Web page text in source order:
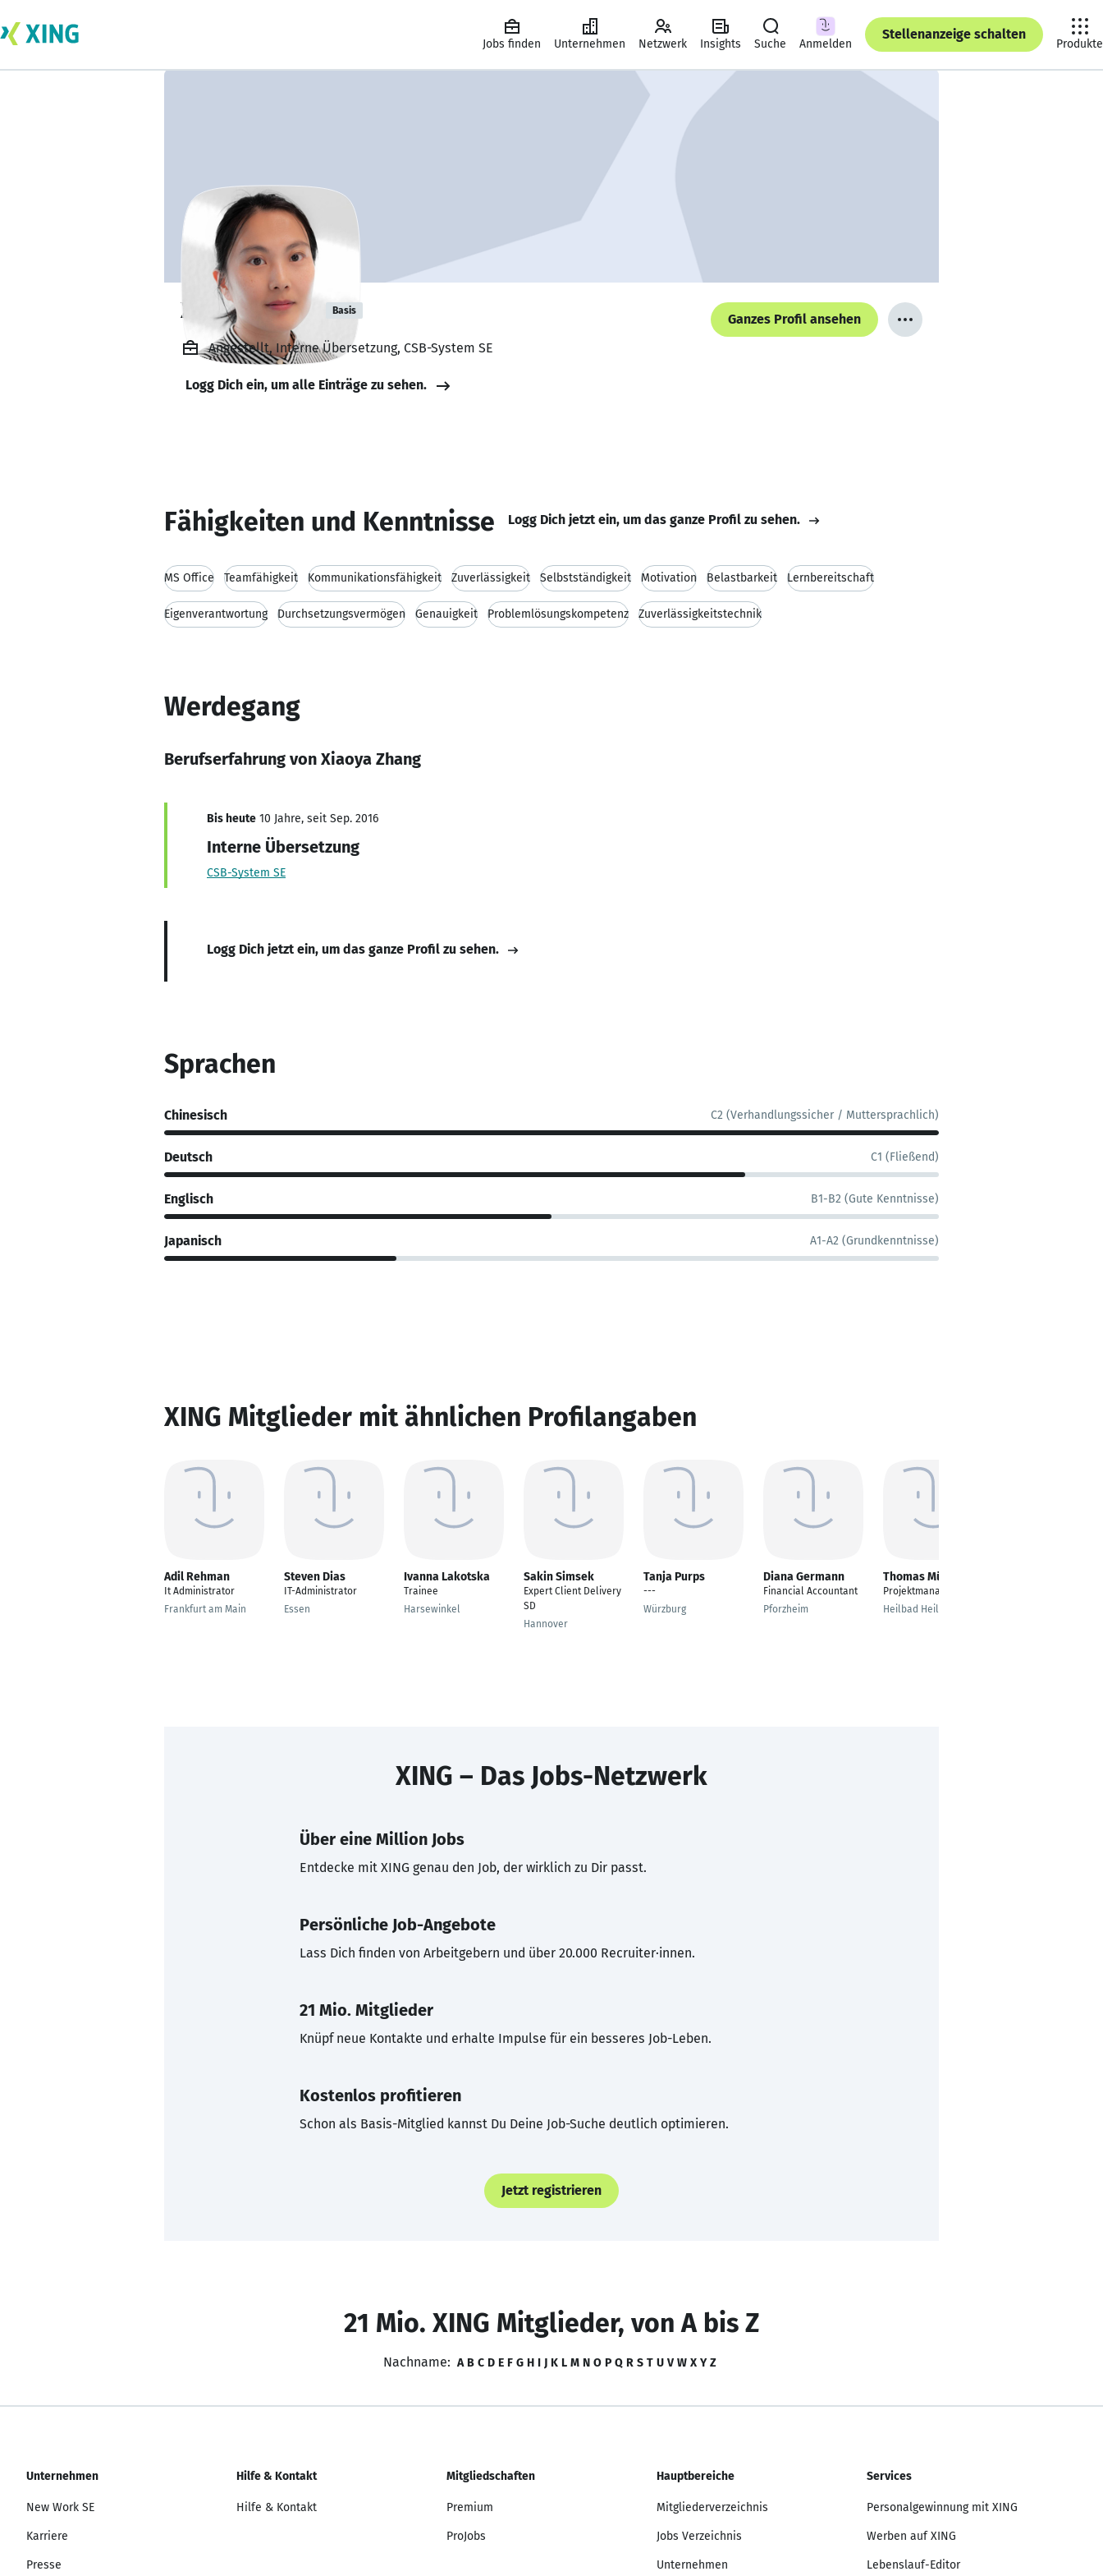
Jobs finden Unternehmen Netzwerk Insights Suche Anmelden
Stellenanzeige schalten
Produkte
Xiaoya Zhang Basis
Ganzes Profil ansehen
Angestellt, Interne Übersetzung, CSB-System SE
Logg Dich ein, um alle Einträge zu sehen.
Fähigkeiten und Kenntnisse Logg Dich jetzt ein, um das ganze Profil zu sehen.
MS Office Teamfähigkeit Kommunikationsfähigkeit Zuverlässigkeit Selbstständigkeit Motivation Belastbarkeit Lernbereitschaft
Eigenverantwortung Durchsetzungsvermögen Genauigkeit Problemlösungskompetenz Zuverlässigkeitstechnik
Werdegang
Berufserfahrung von Xiaoya Zhang
Bis heute 10 Jahre, seit Sep. 2016
Interne Übersetzung
CSB-System SE
Logg Dich jetzt ein, um das ganze Profil zu sehen.
Sprachen
Chinesisch C2 (Verhandlungssicher / Muttersprachlich)
Deutsch C1 (Fließend)
Englisch B1-B2 (Gute Kenntnisse)
Japanisch A1-A2 (Grundkenntnisse)
XING Mitglieder mit ähnlichen Profilangaben
Adil Rehman
It Administrator
Frankfurt am Main
Steven Dias
IT-Administrator
Essen
Ivanna Lakotska
Trainee
Harsewinkel
Sakin Simsek
Expert Client Delivery
SD
Hannover
Tanja Purps
---
Würzburg
Diana Germann
Financial Accountant
Pforzheim
Thomas Müller
Projektmanager
Heilbad Heiligenstadt
XING – Das Jobs-Netzwerk
Über eine Million Jobs
Entdecke mit XING genau den Job, der wirklich zu Dir passt.
Persönliche Job-Angebote
Lass Dich finden von Arbeitgebern und über 20.000 Recruiter·innen.
21 Mio. Mitglieder
Knüpf neue Kontakte und erhalte Impulse für ein besseres Job-Leben.
Kostenlos profitieren
Schon als Basis-Mitglied kannst Du Deine Job-Suche deutlich optimieren.
Jetzt registrieren
21 Mio. XING Mitglieder, von A bis Z
Nachname: A B C D E F G H I J K L M N O P Q R S T U V W X Y Z
Unternehmen
New Work SE
Karriere
Presse
Hilfe & Kontakt
Hilfe & Kontakt
Mitgliedschaften
Premium
ProJobs
Hauptbereiche
Mitgliederverzeichnis
Jobs Verzeichnis
Unternehmen
Services
Personalgewinnung mit XING
Werben auf XING
Lebenslauf-Editor